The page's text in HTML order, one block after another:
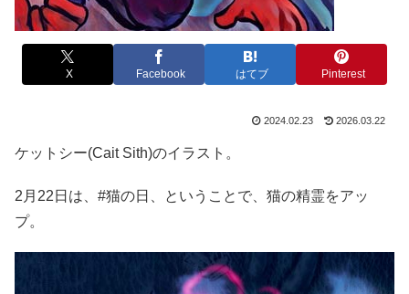
X Facebook はてブ Pinterest
2024.02.23 2026.03.22
ケットシー(Cait Sith)のイラスト。
2月22日は、#猫の日、ということで、猫の精霊をアッ
プ。